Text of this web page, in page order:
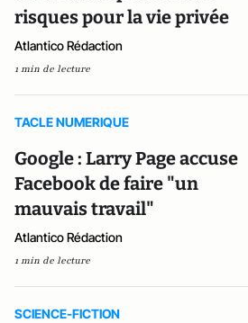
risques pour la vie privée
Atlantico Rédaction
1 min de lecture
TACLE NUMERIQUE
Google : Larry Page accuse
Facebook de faire "un
mauvais travail"
Atlantico Rédaction
1 min de lecture
SCIENCE-FICTION